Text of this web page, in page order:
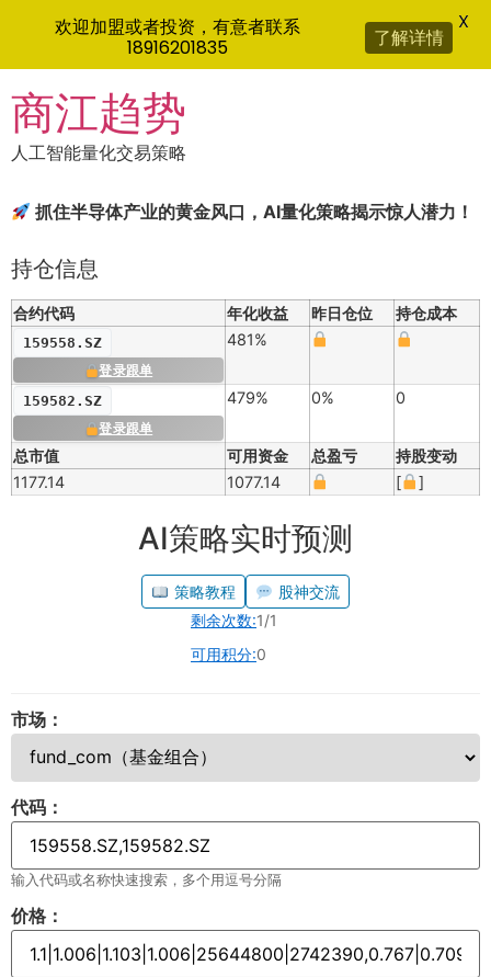
to
content
商江趋势
人工智能量化交易策略
抓住半导体产业的黄金风口，AI量化策略揭示惊人潜力！
持仓信息
合约代码 年化收益 昨日仓位 持仓成本
159558.SZ
登录跟单
481%
159582.SZ
登录跟单
479% 0% 0
总市值 可用资金 总盈亏
持股变动
1177.14
1077.14 [ ]
AI策略实时预测
策略教程
股神交流
剩余次数:1/1
可用积分:0
市场：
代码：
输入代码或名称快速搜索，多个用逗号分隔
价格：
欢迎加盟或者投资，有意者联系
18916201835
了解详情
X